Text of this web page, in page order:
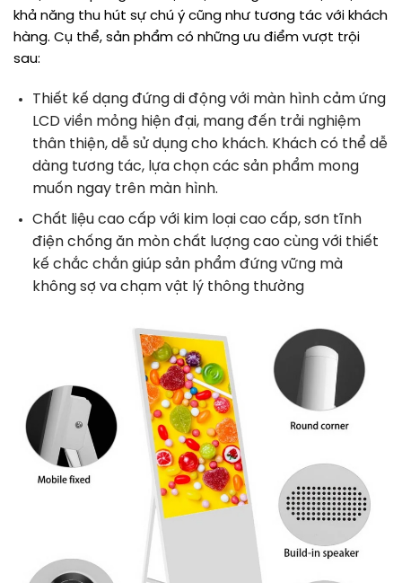
khả năng thu hút sự chú ý cũng như tương tác với khách
hàng. Cụ thể, sản phẩm có những ưu điểm vượt trội
sau:
Thiết kế dạng đứng di động với màn hình cảm ứng
LCD viền mỏng hiện đại, mang đến trải nghiệm
thân thiện, dễ sử dụng cho khách. Khách có thể dễ
dàng tương tác, lựa chọn các sản phẩm mong
muốn ngay trên màn hình.
Chất liệu cao cấp với kim loại cao cấp, sơn tĩnh
điện chống ăn mòn chất lượng cao cùng với thiết
kế chắc chắn giúp sản phẩm đứng vững mà
không sợ va chạm vật lý thông thường